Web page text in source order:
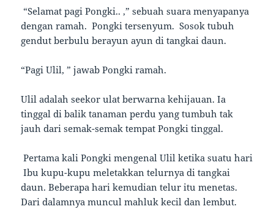
“Selamat pagi Pongki.. ,” sebuah suara menyapanya
dengan ramah. Pongki tersenyum. Sosok tubuh
gendut berbulu berayun ayun di tangkai daun.
“Pagi Ulil, ” jawab Pongki ramah.
Ulil adalah seekor ulat berwarna kehijauan. Ia
tinggal di balik tanaman perdu yang tumbuh tak
jauh dari semak-semak tempat Pongki tinggal.
Pertama kali Pongki mengenal Ulil ketika suatu hari
Ibu kupu-kupu meletakkan telurnya di tangkai
daun. Beberapa hari kemudian telur itu menetas.
Dari dalamnya muncul mahluk kecil dan lembut.